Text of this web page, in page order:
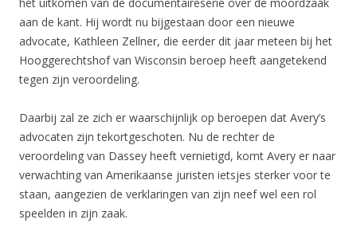
het uitkomen van de documentaireserie over de moordzaak
aan de kant. Hij wordt nu bijgestaan door een nieuwe
advocate, Kathleen Zellner, die eerder dit jaar meteen bij het
Hooggerechtshof van Wisconsin beroep heeft aangetekend
tegen zijn veroordeling.
Daarbij zal ze zich er waarschijnlijk op beroepen dat Avery’s
advocaten zijn tekortgeschoten. Nu de rechter de
veroordeling van Dassey heeft vernietigd, komt Avery er naar
verwachting van Amerikaanse juristen ietsjes sterker voor te
staan, aangezien de verklaringen van zijn neef wel een rol
speelden in zijn zaak.